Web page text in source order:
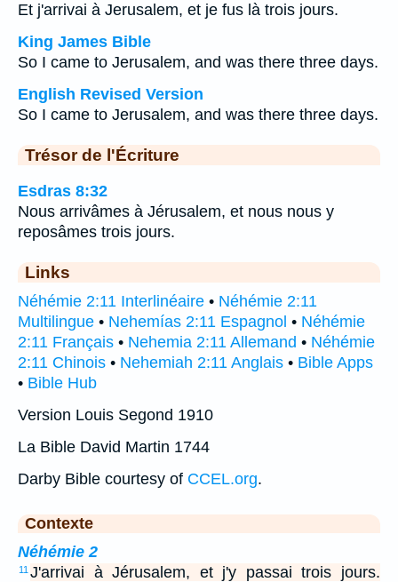
Et j'arrivai à Jerusalem, et je fus là trois jours.
King James Bible
So I came to Jerusalem, and was there three days.
English Revised Version
So I came to Jerusalem, and was there three days.
Trésor de l'Écriture
Esdras 8:32
Nous arrivâmes à Jérusalem, et nous nous y
reposâmes trois jours.
Links
Néhémie 2:11 Interlinéaire • Néhémie 2:11
Multilingue • Nehemías 2:11 Espagnol • Néhémie
2:11 Français • Nehemia 2:11 Allemand • Néhémie
2:11 Chinois • Nehemiah 2:11 Anglais • Bible Apps
• Bible Hub
Version Louis Segond 1910
La Bible David Martin 1744
Darby Bible courtesy of CCEL.org.
Contexte
Néhémie 2
11 J'arrivai à Jérusalem, et j'y passai trois jours.